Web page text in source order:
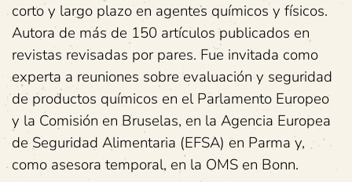
corto y largo plazo en agentes químicos y físicos.
Autora de más de 150 artículos publicados en
revistas revisadas por pares. Fue invitada como
experta a reuniones sobre evaluación y seguridad
de productos químicos en el Parlamento Europeo
y la Comisión en Bruselas, en la Agencia Europea
de Seguridad Alimentaria (EFSA) en Parma y,
como asesora temporal, en la OMS en Bonn.